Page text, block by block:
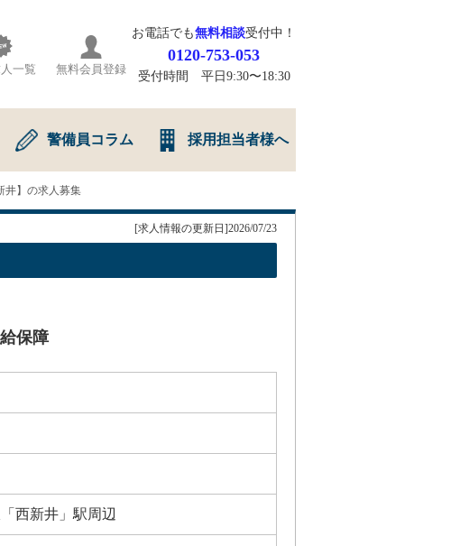
一覧 無料会員登録
お電話でも無料相談受付中！
0120-753-053
受付時間 平日9:30〜18:30
警備員コラム 採用担当者様へ
井】の求人募集
[求人情報の更新日]2026/07/23
保障
西新井」駅周辺